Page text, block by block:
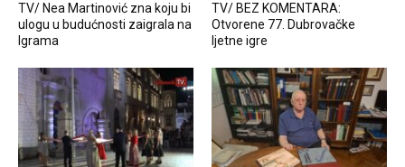
TV/ Nea Martinović zna koju bi
ulogu u budućnosti zaigrala na
Igrama
TV/ BEZ KOMENTARA:
Otvorene 77. Dubrovačke
ljetne igre